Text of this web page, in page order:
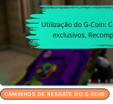
CAMINHOS DE RESGATE DO G-COIN